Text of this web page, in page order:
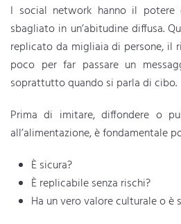
I social network hanno il potere
sbagliato in un’abitudine diffusa.
replicato da migliaia di persone, il
poco per far passare un
soprattutto quando si parla di cibo.
Prima di imitare, diffondere o
all’alimentazione, è fondamentale
È sicura?
È replicabile senza rischi?
Ha un vero valore culturale o è